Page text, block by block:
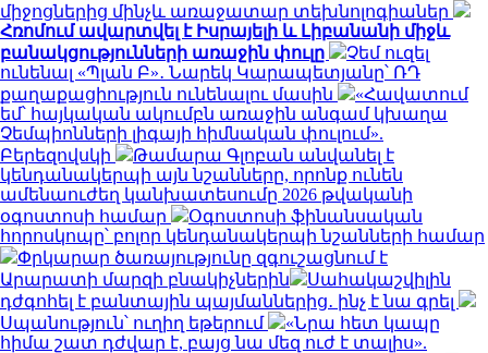
միջոցներից մինչև առաջատար տեխնոլոգիաներ
Հռոմում ավարտվել է Իսրայելի և Լիբանանի միջև
բանակցությունների առաջին փուլը
Չեմ ուզել
ունենալ «Պլան Բ»․ Նարեկ Կարապետյանը՝ ՌԴ
քաղաքացիություն ունենալու մասին
«Հավատում
եմ՝ հայկական ակումբն առաջին անգամ կխաղա
Չեմպիոնների լիգայի հիմնական փուլում».
Բերեզովսկի
Թամարա Գլոբան անվանել է
կենդանակերպի այն նշանները, որոնք ունեն
ամենաուժեղ կանխատեսումը 2026 թվականի
օգոստոսի համար
Օգոստոսի ֆինանսական
հորոսկոպը՝ բոլոր կենդանակերպի նշանների համար
Փրկարար ծառայությունը զգուշացնում է
Արարատի մարզի բնակիչներին
Սահակաշվիլին
դժգոհել է բանտային պայմաններից․ ինչ է նա գրել
Սպանություն՝ ուղիղ եթերում
«Նրա հետ կապը
հիմա շատ դժվար է, բայց նա մեզ ուժ է տալիս».